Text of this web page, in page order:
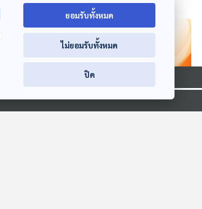
25:24
ทำไมเมียนมาย้าย "ซู
25:24
โปแลนด์ถกความ
00:00:00
ยอมรับทั้งหมด
ไม่ยอมรับทั้งหมด
ปิด